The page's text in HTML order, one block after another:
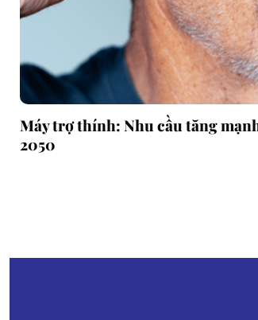
Máy trợ thính: Nhu cầu tăng
2050